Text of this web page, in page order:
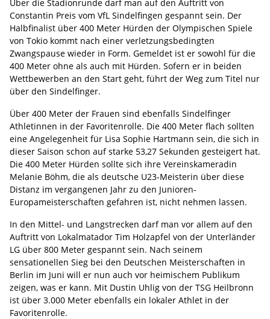
Über die Stadionrunde darf man auf den Auftritt von
Constantin Preis vom VfL Sindelfingen gespannt sein. Der
Halbfinalist über 400 Meter Hürden der Olympischen Spiele
von Tokio kommt nach einer verletzungsbedingten
Zwangspause wieder in Form. Gemeldet ist er sowohl für die
400 Meter ohne als auch mit Hürden. Sofern er in beiden
Wettbewerben an den Start geht, führt der Weg zum Titel nur
über den Sindelfinger.
Über 400 Meter der Frauen sind ebenfalls Sindelfinger
Athletinnen in der Favoritenrolle. Die 400 Meter flach sollten
eine Angelegenheit für Lisa Sophie Hartmann sein, die sich in
dieser Saison schon auf starke 53,27 Sekunden gesteigert hat.
Die 400 Meter Hürden sollte sich ihre Vereinskameradin
Melanie Böhm, die als deutsche U23-Meisterin über diese
Distanz im vergangenen Jahr zu den Junioren-
Europameisterschaften gefahren ist, nicht nehmen lassen.
In den Mittel- und Langstrecken darf man vor allem auf den
Auftritt von Lokalmatador Tim Holzapfel von der Unterländer
LG über 800 Meter gespannt sein. Nach seinem
sensationellen Sieg bei den Deutschen Meisterschaften in
Berlin im Juni will er nun auch vor heimischem Publikum
zeigen, was er kann. Mit Dustin Uhlig von der TSG Heilbronn
ist über 3.000 Meter ebenfalls ein lokaler Athlet in der
Favoritenrolle.